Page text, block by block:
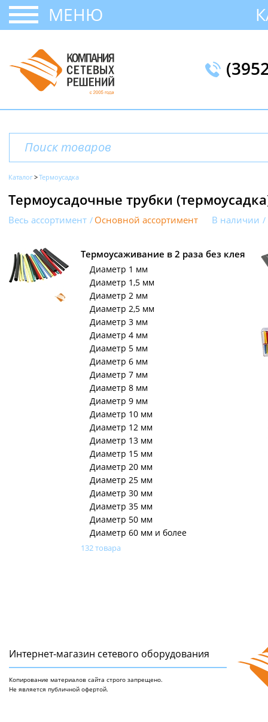
МЕНЮ
Каталог Термоусадка
Термоусадочные трубки
Весь ассортимент Основной ассортимент В наличии
Термоусаживание в 2 раза без клея
Диаметр 1 мм
Диаметр 1,5 мм
Диаметр 2 мм
Диаметр 2,5 мм
Диаметр 3 мм
Диаметр 4 мм
Диаметр 5 мм
Диаметр 6 мм
Диаметр 7 мм
Диаметр 8 мм
Диаметр 9 мм
Диаметр 10 мм
Диаметр 12 мм
Диаметр 13 мм
Диаметр 15 мм
Диаметр 20 мм
Диаметр 25 мм
Диаметр 30 мм
Диаметр 35 мм
Диаметр 50 мм
Диаметр 60 мм и более
132 товара
Интернет-магазин сетeвого оборудования
Копирование материалов сайта строго запрещено.
Не является публичной офертой.